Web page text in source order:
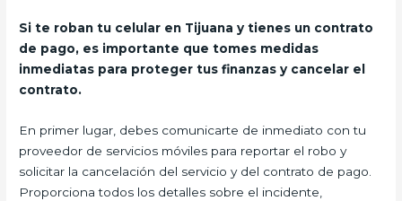
Si te roban tu celular en Tijuana y tienes un contrato
de pago, es importante que tomes medidas
inmediatas para proteger tus finanzas y cancelar el
contrato.
En primer lugar, debes comunicarte de inmediato con tu
proveedor de servicios móviles para reportar el robo y
solicitar la cancelación del servicio y del contrato de pago.
Proporciona todos los detalles sobre el incidente,